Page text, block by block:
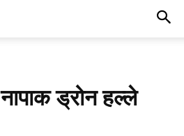
ड्रोन हल्ले